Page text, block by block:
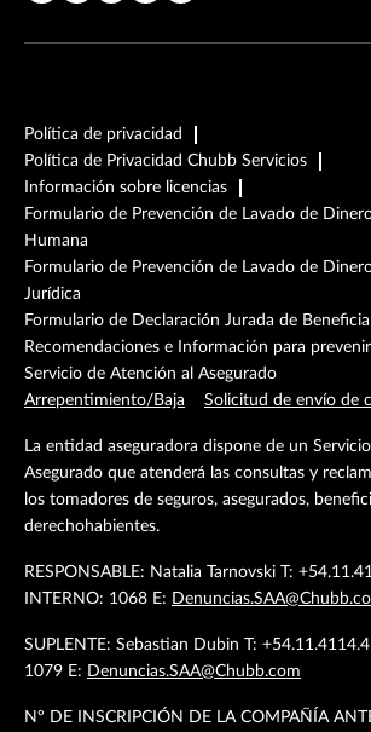
Política de privacidad
Política de Privacidad Chubb Servicios
Información sobre licencias
Formulario de Prevención de Lavado de
Humana
Formulario de Prevención de Lavado de
Jurídica
Formulario de Declaración Jurada de
Recomendaciones e Información para
Servicio de Atención al Asegurado
Arrepentimiento/Baja
Solicitud de envío de
La entidad aseguradora dispone de un
Asegurado que atenderá las consultas y
los tomadores de seguros, asegurados,
derechohabientes.
RESPONSABLE: Natalia Tarnovski T:
INTERNO: 1068 E:
SUPLENTE: Sebastian Dubin T:
1079 E: Denuncias.SAA@Chubb.com
Nº DE INSCRIPCIÓN DE LA COMPAÑÍA